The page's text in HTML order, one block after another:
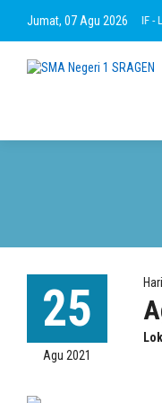
Jumat, 07 Agu 2026
- RAMAH - INOVATIF -
25
Agu 2021